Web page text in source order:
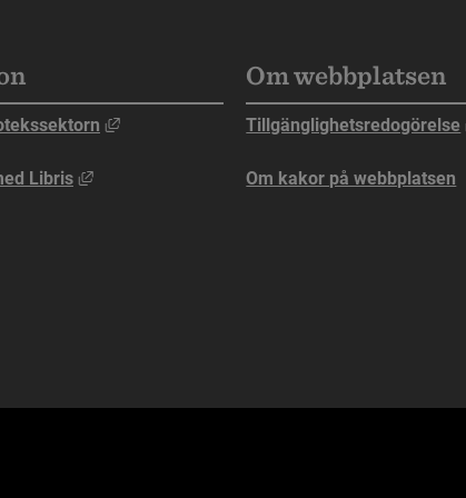
Länk till annan webbplats, öppnas i nytt
Libris Länk till annan webbplats, öppnas i nytt fönster.
Om webbplatsen
Tillgänglighetsredogörelse
Om kakor på webbplatsen